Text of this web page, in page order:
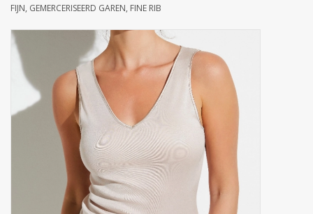
Keukenlinnen
Sokken
FIJN, GEMERCERISEERD GAREN, FINE RIB